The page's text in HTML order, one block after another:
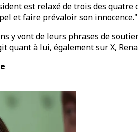
est relaxé de trois des
et faire prévaloir son innocence."
y vont de leurs phrases de
quant à lui, également sur X,